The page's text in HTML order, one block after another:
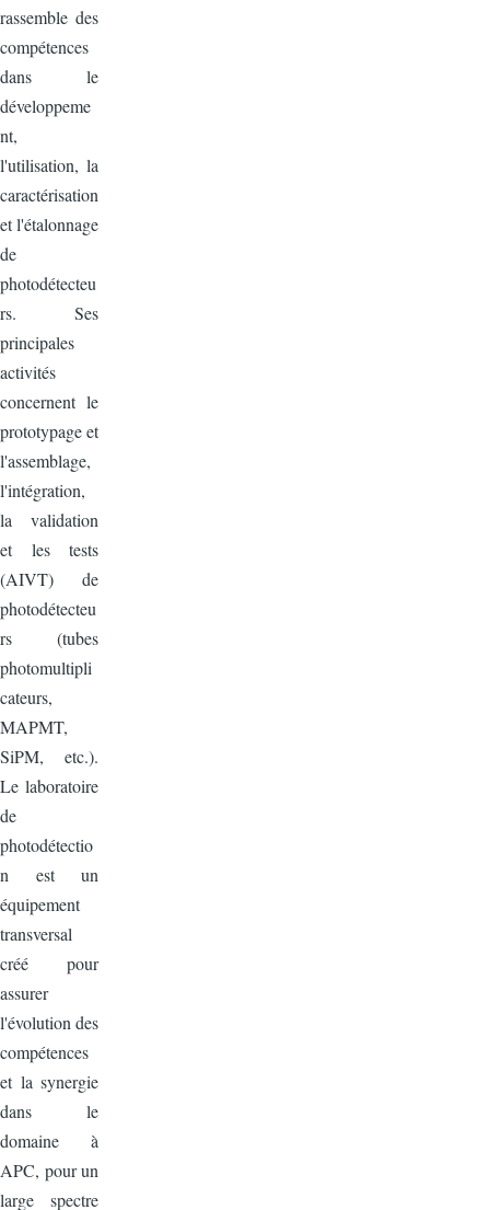
rassemble des
compétences
dans le
développeme
nt,
l'utilisation, la
caractérisation
et l'étalonnage
de
photodétecteu
rs. Ses
principales
activités
concernent le
prototypage et
l'assemblage,
l'intégration,
la validation
et les tests
(AIVT) de
photodétecteu
rs (tubes
photomultipli
cateurs,
MAPMT,
SiPM, etc.).
Le laboratoire
de
photodétectio
n est un
équipement
transversal
créé pour
assurer
l'évolution des
compétences
et la synergie
dans le
domaine à
APC, pour un
large spectre